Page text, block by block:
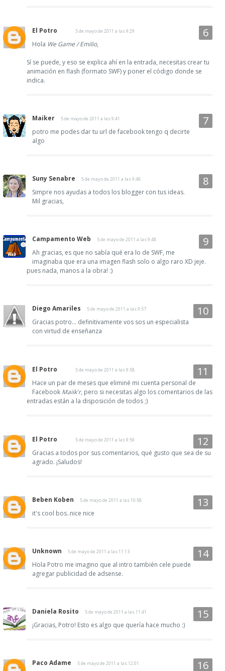
El Potro 5 de mayo de 2011 a las 9:29
Hola We Game / Emilio,
Sí se puede, y eso se explica ahí en la entrada, necesitas crear tu
animación en flash (formato SWF) y poner el código donde se
indica.
Maiker 5 de mayo de 2011 a las 9:41
potro me podes dar tu url de facebook tengo q decirte
algo
Suny Senabre 5 de mayo de 2011 a las 9:48
Simpre nos ayudas a todos los blogger con tus ideas.
Mil gracias,
Campamento Web 5 de mayo de 2011 a las 9:48
Ah gracias, es que no sabía qué era lo de SWF, me
imaginaba que era una imagen flash solo o algo raro XD jeje.
pues nada, manos a la obra! :)
Diego Amariles 5 de mayo de 2011 a las 9:57
Gracias potro... definitivamente vos sos un especialista
con virtud de enseñanza
El Potro 5 de mayo de 2011 a las 9:58
Hace un par de meses que eliminé mi cuenta personal de
Facebook Maiik'r, pero si necesitas algo los comentarios de las
entradas están a la disposición de todos ;)
El Potro 5 de mayo de 2011 a las 9:59
Gracias a todos por sus comentarios, qué gusto que sea de su
agrado. ¡Saludos!
Beben Koben 5 de mayo de 2011 a las 10:58
it's cool bos..nice nice
Unknown 5 de mayo de 2011 a las 11:13
Hola Potro me imagino que al intro también cele puede
agregar publicidad de adsense.
Daniela Rosito 5 de mayo de 2011 a las 11:41
¡Gracias, Potro! Esto es algo que quería hace mucho :)
Paco Adame 5 de mayo de 2011 a las 12:01